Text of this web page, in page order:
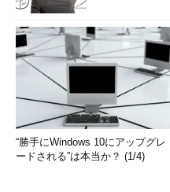
“勝手にWindows 10にアップグレ
ードされる”は本当か？ (1/4)